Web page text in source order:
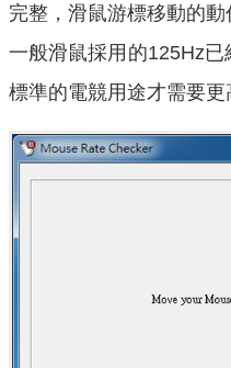
完整，滑鼠游標移動的動
一般滑鼠採用的125Hz
標準的電競用途才需要更